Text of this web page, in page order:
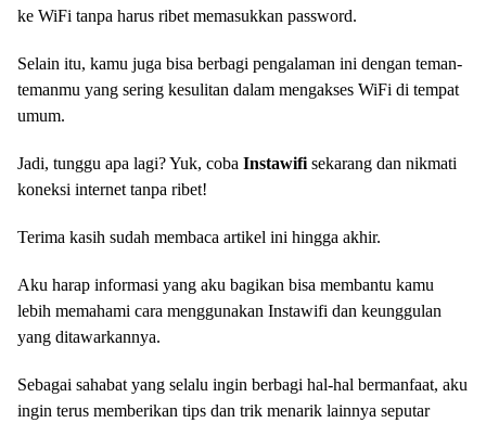
ke WiFi tanpa harus ribet memasukkan password.
Selain itu, kamu juga bisa berbagi pengalaman ini dengan teman-
temanmu yang sering kesulitan dalam mengakses WiFi di tempat
umum.
Jadi, tunggu apa lagi? Yuk, coba Instawifi sekarang dan nikmati
koneksi internet tanpa ribet!
Terima kasih sudah membaca artikel ini hingga akhir.
Aku harap informasi yang aku bagikan bisa membantu kamu
lebih memahami cara menggunakan Instawifi dan keunggulan
yang ditawarkannya.
Sebagai sahabat yang selalu ingin berbagi hal-hal bermanfaat, aku
ingin terus memberikan tips dan trik menarik lainnya seputar